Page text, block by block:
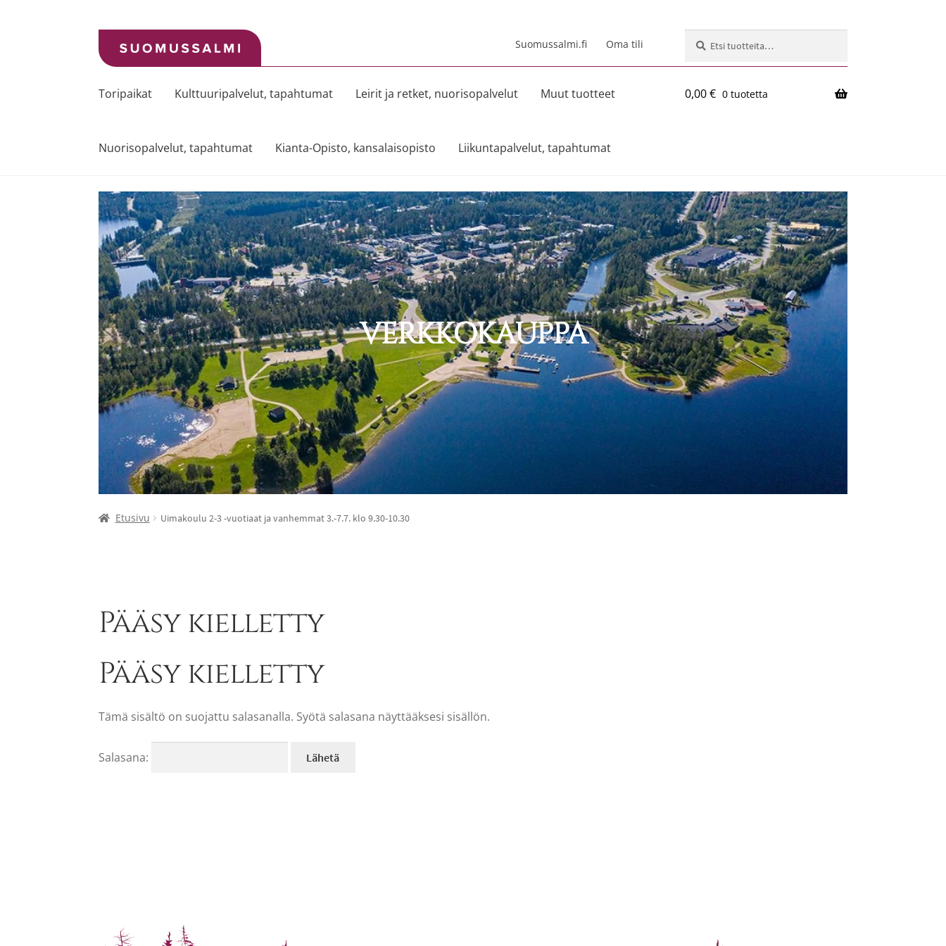
navigointiin
sisältöön
Suomussalmi.fi Oma tili
Toripaikat Kulttuuripalvelut, tapahtumat Leirit ja retket, nuorisopalvelut Muut tuotteet
Nuorisopalvelut, tapahtumat Kianta-Opisto, kansalaisopisto Liikuntapalvelut, tapahtumat
0,00€ 0 tuotetta
VERKKOKAUPPA
Etusivu Uimakoulu 2-3 -vuotiaat ja vanhemmat 3.-7.7. klo 9.30-10.30
Pääsy kielletty
Pääsy kielletty
Tämä sisältö on suojattu salasanalla. Syötä salasana näyttääksesi sisällön.
Salasana: